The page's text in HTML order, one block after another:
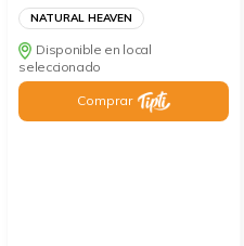
NATURAL HEAVEN
Disponible en local
seleccionado
Comprar